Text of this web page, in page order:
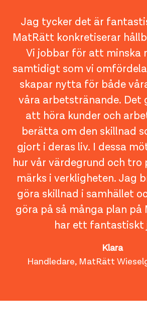
Jag tycker det är
MatRätt konkretiserar
Vi jobbar för att minska
samtidigt som vi
skapar nytta för både
våra arbetstränande. Det
att höra kunder och
berätta om den skillnad
gjort i deras liv. I dessa
hur vår värdegrund och tro
märks i verkligheten. Jag
göra skillnad i samhället
göra på så många plan på
har ett fantastiskt
Klara
Handledare, MatRätt